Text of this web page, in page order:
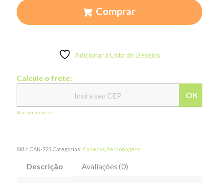
Comprar
Adicionar à Lista de Desejos
Calcule o frete:
OK
Não sei meu cep
SKU: CAN-723 Categorias: Canecas Personagens
Descrição Avaliações (0)